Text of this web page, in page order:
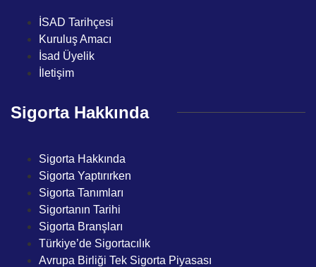
İSAD Tarihçesi
Kuruluş Amacı
İsad Üyelik
İletişim
Sigorta Hakkında
Sigorta Hakkında
Sigorta Yaptırırken
Sigorta Tanımları
Sigortanın Tarihi
Sigorta Branşları
Türkiye’de Sigortacılık
Avrupa Birliği Tek Sigorta Piyasası